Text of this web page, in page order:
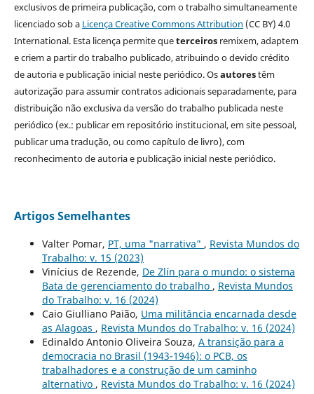
exclusivos de primeira publicação, com o trabalho simultaneamente
licenciado sob a Licença Creative Commons Attribution (CC BY) 4.0
International. Esta licença permite queterceirosremixem, adaptem
e criem a partir do trabalho publicado, atribuindo o devido crédito
de autoria e publicação inicial neste periódico. Osautorestêm
autorização para assumir contratos adicionais separadamente, para
distribuição não exclusiva da versão do trabalho publicada neste
periódico (ex.: publicar em repositório institucional, em site pessoal,
publicar uma tradução, ou como capítulo de livro), com
reconhecimento de autoria e publicação inicial neste periódico.
Artigos Semelhantes
Valter Pomar, PT, uma "narrativa" , Revista Mundos do
Trabalho: v. 15 (2023)
Vinícius de Rezende, De Zlín para o mundo: o sistema
Bata de gerenciamento do trabalho , Revista Mundos
do Trabalho: v. 16 (2024)
Caio Giulliano Paião, Uma militância encarnada desde
as Alagoas , Revista Mundos do Trabalho: v. 16 (2024)
Edinaldo Antonio Oliveira Souza, A transição para a
democracia no Brasil (1943-1946): o PCB, os
trabalhadores e a construção de um caminho
alternativo , Revista Mundos do Trabalho: v. 16 (2024)